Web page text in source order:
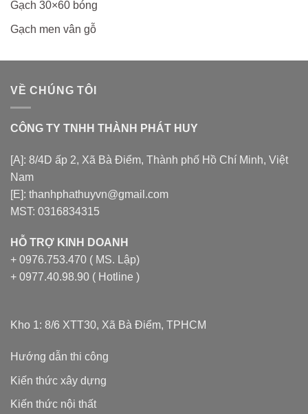
Gạch 30×60 bóng
Gạch men vân gỗ
VỀ CHÚNG TÔI
CÔNG TY TNHH THÀNH PHÁT HUY
[A]: 8/4D ấp 2, Xã Bà Điểm, Thành phố Hồ Chí Minh, Việt
Nam
[E]: thanhphathuyvn@gmail.com
MST: 0316834315
HỖ TRỢ KINH DOANH
+ 0976.753.470 ( MS. Lập)
+ 0977.40.98.90 ( Hotline )
Kho 1: 8/6 XTT30, Xã Bà Điểm, TPHCM
Hướng dẫn thi công
Kiến thức xây dựng
Kiến thức nội thất